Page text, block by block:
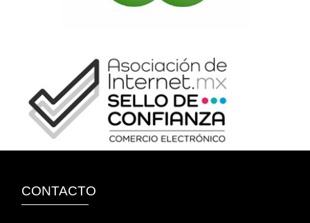
CONTACTO